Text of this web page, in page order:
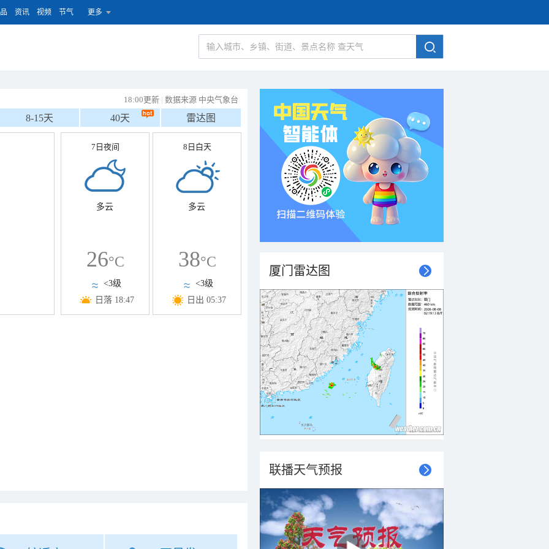
资讯 视频 节气 更多
18:00更新 | 数据来源 中央气象台
8-15天 40天 雷达图
7日夜间
多云
26°C
<3级
日落 18:47
8日白天
多云
38°C
<3级
日出 05:37
厦门雷达图
联播天气预报